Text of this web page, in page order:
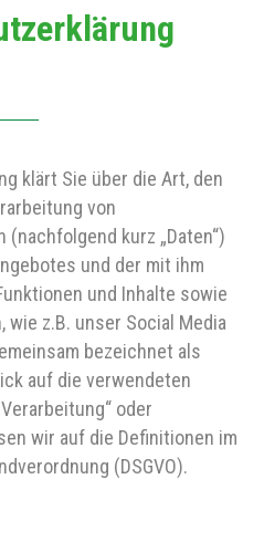
klärt Sie über die Art, den
von
kurz „Daten“)
und der mit ihm
und Inhalte sowie
z.B. unser Social Media
bezeichnet als
auf die verwendeten
oder
wir auf die Definitionen im
(DSGVO).